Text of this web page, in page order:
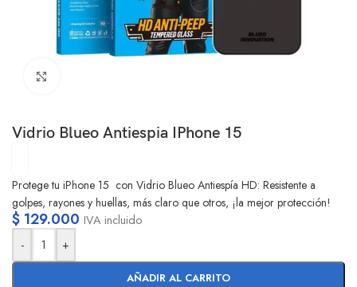
Vidrio Blueo Antiespia IPhone 15
Protege tu iPhone 15 con Vidrio Blueo Antiespía HD: Resistente a
golpes, rayones y huellas, más claro que otros, ¡la mejor protección!
$ 129.000 IVA incluido
-
+
AÑADIR AL CARRITO